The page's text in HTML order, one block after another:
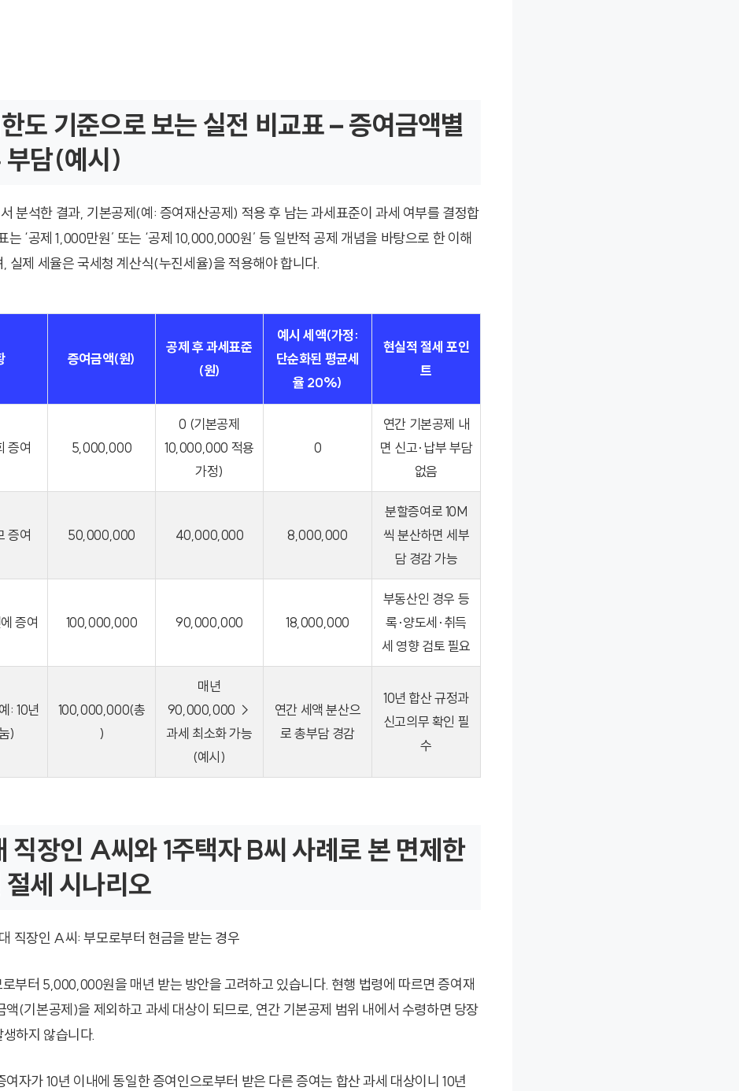
도 기준으로 보는 실전 비교표 – 증여금액별
부담(예시)
분석한 결과, 기본공제(예: 증여재산공제) 적용 후 남는 과세표준이 과세 여부를 결정합
는 ‘공제 1,000만원’ 또는 ‘공제 10,000,000원’ 등 일반적 공제 개념을 바탕으로 한 이해
실제 세율은 국세청 계산식(누진세율)을 적용해야 합니다.
증여금액(원)
공제 후 과세표준
(원)
예시 세액(가정:
단순화된 평균세
율 20%)
현실적 절세 포인
트
증여 5,000,000
0 (기본공제
10,000,000 적용
가정)
0
연간 기본공제 내
면 신고·납부 부담
없음
증여 50,000,000 40,000,000 8,000,000
분할증여로 10M
씩 분산하면 세부
담 경감 가능
증여 100,000,000 90,000,000 18,000,000
부동산인 경우 등
록·양도세·취득
세 영향 검토 필요
: 10년
)
100,000,000(총
)
매년
90,000,000 →
과세 최소화 가능
(예시)
연간 세액 분산으
로 총부담 경감
10년 합산 규정과
신고의무 확인 필
수
직장인 A씨와 1주택자 B씨 사례로 본 면제한
절세 시나리오
직장인 A씨: 부모로부터 현금을 받는 경우
부터 5,000,000원을 매년 받는 방안을 고려하고 있습니다. 현행 법령에 따르면 증여재
액(기본공제)을 제외하고 과세 대상이 되므로, 연간 기본공제 범위 내에서 수령하면 당장
하지 않습니다.
여자가 10년 이내에 동일한 증여인으로부터 받은 다른 증여는 합산 과세 대상이니 10년